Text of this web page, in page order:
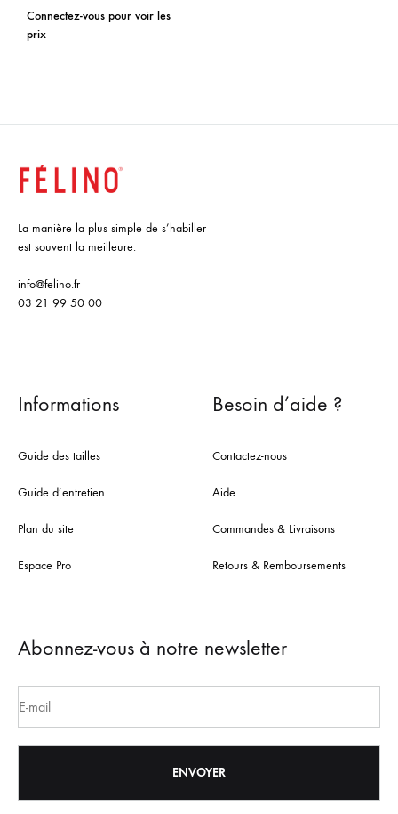
Connectez-vous pour voir les
prix
La manière la plus simple de s’habiller
est souvent la meilleure.
info@felino.fr
03 21 99 50 00
Informations
Guide des tailles
Guide d’entretien
Plan du site
Espace Pro
Besoin d’aide ?
Contactez-nous
Aide
Commandes & Livraisons
Retours & Remboursements
Abonnez-vous à notre newsletter